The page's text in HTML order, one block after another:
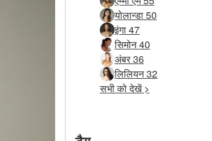
योलान्डा 50
इंगा 47
सिमोन 40
अंबर 36
लिलियन 32
सभी को देखें >